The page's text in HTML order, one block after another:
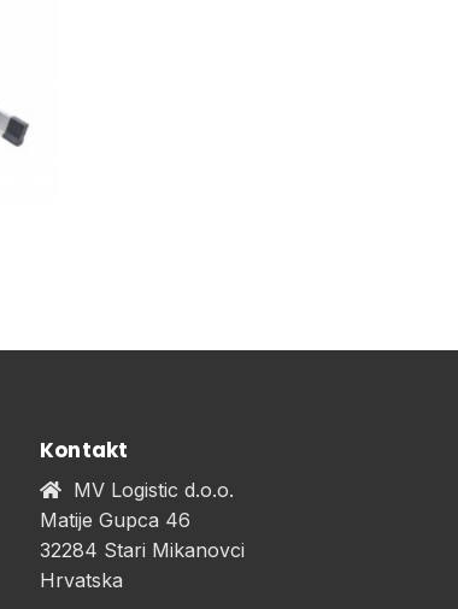
Kontakt
MV Logistic d.o.o.
Matije Gupca 46
32284 Stari Mikanovci
Hrvatska